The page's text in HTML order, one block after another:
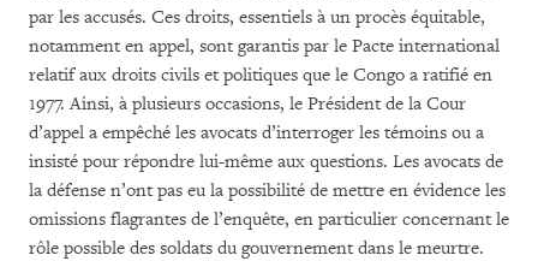
par les accusés. Ces droits, essentiels à un procès équitable,
notamment en appel, sont garantis par le Pacte international
relatif aux droits civils et politiques que le Congo a ratifié en
1977. Ainsi, à plusieurs occasions, le Président de la Cour
d’appel a empêché les avocats d’interroger les témoins ou a
insisté pour répondre lui-même aux questions. Les avocats de
la défense n’ont pas eu la possibilité de mettre en évidence les
omissions flagrantes de l’enquête, en particulier concernant le
rôle possible des soldats du gouvernement dans le meurtre.